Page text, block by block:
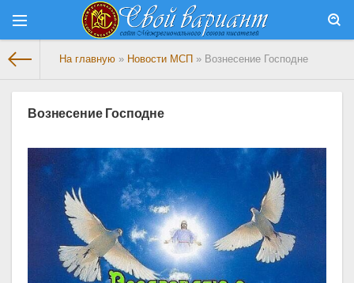
На главную » Новости МСП » Вознесение Господне
Вознесение Господне